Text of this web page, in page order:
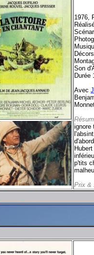
1976,
Son
Durée
Avec
ignore
p'tits
Prix &